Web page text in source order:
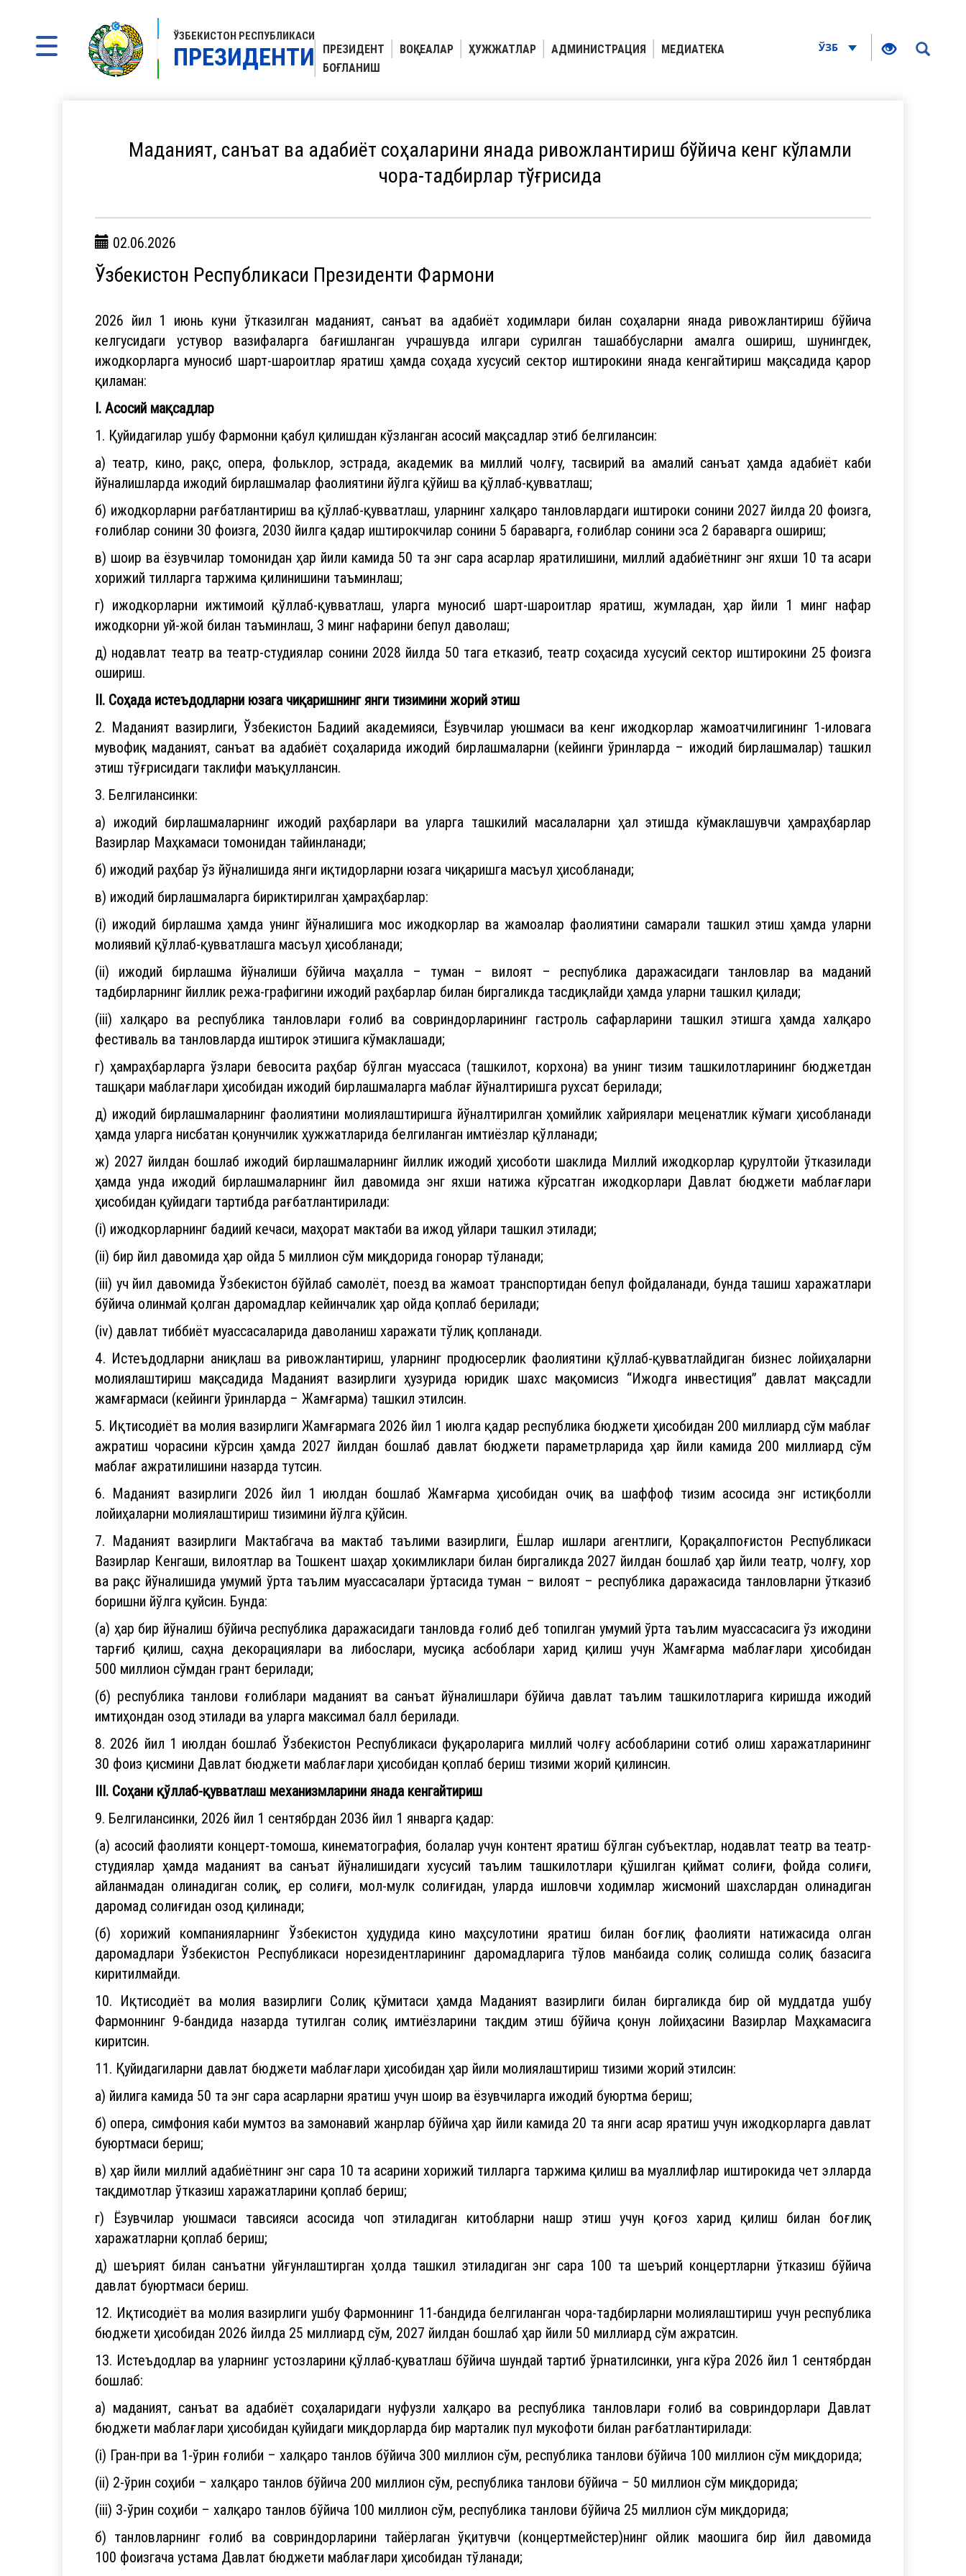
ЎЗБЕКИСТОН РЕСПУБЛИКАСИ
ПРЕЗИДЕНТИ ПРЕЗИДЕНТ ВОҚЕАЛАР ҲУЖЖАТЛАР АДМИНИСТРАЦИЯ
МЕДИАТЕКА
БОҒЛАНИШ
ЎЗБ
Маданият, санъат ва адабиёт соҳаларини янада ривожлантириш бўйича кенг кўламли
чора-тадбирлар тўғрисида
02.06.2026
Ўзбекистон Республикаси Президенти Фармони
2026 йил 1 июнь куни ўтказилган маданият, санъат ва адабиёт ходимлари билан соҳаларни янада ривожлантириш бўйича
келгусидаги устувор вазифаларга бағишланган учрашувда илгари сурилган ташаббусларни амалга ошириш, шунингдек,
ижодкорларга муносиб шарт-шароитлар яратиш ҳамда соҳада хусусий сектор иштирокини янада кенгайтириш мақсадида қарор
қиламан:
I. Асосий мақсадлар
1. Қуйидагилар ушбу Фармонни қабул қилишдан кўзланган асосий мақсадлар этиб белгилансин:
a) театр, кино, рақс, опера, фольклор, эстрада, академик ва миллий чолғу, тасвирий ва амалий санъат ҳамда адабиёт каби
йўналишларда ижодий бирлашмалар фаолиятини йўлга қўйиш ва қўллаб-қувватлаш;
б) ижодкорларни рағбатлантириш ва қўллаб-қувватлаш, уларнинг халқаро танловлардаги иштироки сонини 2027 йилда 20 фоизга,
ғолиблар сонини 30 фоизга, 2030 йилга қадар иштирокчилар сонини 5 бараварга, ғолиблар сонини эса 2 бараварга ошириш;
в) шоир ва ёзувчилар томонидан ҳар йили камида 50 та энг сара асарлар яратилишини, миллий адабиётнинг энг яхши 10 та асари
хорижий тилларга таржима қилинишини таъминлаш;
г) ижодкорларни ижтимоий қўллаб-қувватлаш, уларга муносиб шарт-шароитлар яратиш, жумладан, ҳар йили 1 минг нафар
ижодкорни уй-жой билан таъминлаш, 3 минг нафарини бепул даволаш;
д) нодавлат театр ва театр-студиялар сонини 2028 йилда 50 тага етказиб, театр соҳасида хусусий сектор иштирокини 25 фоизга
ошириш.
II. Соҳада истеъдодларни юзага чиқаришнинг янги тизимини жорий этиш
2. Маданият вазирлиги, Ўзбекистон Бадиий академияси, Ёзувчилар уюшмаси ва кенг ижодкорлар жамоатчилигининг 1-иловага
мувофиқ маданият, санъат ва адабиёт соҳаларида ижодий бирлашмаларни (кейинги ўринларда – ижодий бирлашмалар) ташкил
этиш тўғрисидаги таклифи маъқуллансин.
3. Белгилансинки:
а) ижодий бирлашмаларнинг ижодий раҳбарлари ва уларга ташкилий масалаларни ҳал этишда кўмаклашувчи ҳамраҳбарлар
Вазирлар Маҳкамаси томонидан тайинланади;
б) ижодий раҳбар ўз йўналишида янги иқтидорларни юзага чиқаришга масъул ҳисобланади;
в) ижодий бирлашмаларга бириктирилган ҳамраҳбарлар:
(i) ижодий бирлашма ҳамда унинг йўналишига мос ижодкорлар ва жамоалар фаолиятини самарали ташкил этиш ҳамда уларни
молиявий қўллаб-қувватлашга масъул ҳисобланади;
(ii) ижодий бирлашма йўналиши бўйича маҳалла – туман – вилоят – республика даражасидаги танловлар ва маданий
тадбирларнинг йиллик режа-графигини ижодий раҳбарлар билан биргаликда тасдиқлайди ҳамда уларни ташкил қилади;
(iii) халқаро ва республика танловлари ғолиб ва совриндорларининг гастроль сафарларини ташкил этишга ҳамда халқаро
фестиваль ва танловларда иштирок этишига кўмаклашади;
г) ҳамраҳбарларга ўзлари бевосита раҳбар бўлган муассаса (ташкилот, корхона) ва унинг тизим ташкилотларининг бюджетдан
ташқари маблағлари ҳисобидан ижодий бирлашмаларга маблағ йўналтиришга рухсат берилади;
д) ижодий бирлашмаларнинг фаолиятини молиялаштиришга йўналтирилган ҳомийлик хайриялари меценатлик кўмаги ҳисобланади
ҳамда уларга нисбатан қонунчилик ҳужжатларида белгиланган имтиёзлар қўлланади;
ж) 2027 йилдан бошлаб ижодий бирлашмаларнинг йиллик ижодий ҳисоботи шаклида Миллий ижодкорлар қурултойи ўтказилади
ҳамда унда ижодий бирлашмаларнинг йил давомида энг яхши натижа кўрсатган ижодкорлари Давлат бюджети маблағлари
ҳисобидан қуйидаги тартибда рағбатлантирилади:
(i) ижодкорларнинг бадиий кечаси, маҳорат мактаби ва ижод уйлари ташкил этилади;
(ii) бир йил давомида ҳар ойда 5 миллион сўм миқдорида гонорар тўланади;
(iii) уч йил давомида Ўзбекистон бўйлаб самолёт, поезд ва жамоат транспортидан бепул фойдаланади, бунда ташиш харажатлари
бўйича олинмай қолган даромадлар кейинчалик ҳар ойда қоплаб берилади;
(iv) давлат тиббиёт муассасаларида даволаниш харажати тўлиқ қопланади.
4. Истеъдодларни аниқлаш ва ривожлантириш, уларнинг продюсерлик фаолиятини қўллаб-қувватлайдиган бизнес лойиҳаларни
молиялаштириш мақсадида Маданият вазирлиги ҳузурида юридик шахс мақомисиз “Ижодга инвестиция” давлат мақсадли
жамғармаси (кейинги ўринларда – Жамғарма) ташкил этилсин.
5. Иқтисодиёт ва молия вазирлиги Жамғармага 2026 йил 1 июлга қадар республика бюджети ҳисобидан 200 миллиард сўм маблағ
ажратиш чорасини кўрсин ҳамда 2027 йилдан бошлаб давлат бюджети параметрларида ҳар йили камида 200 миллиард сўм
маблағ ажратилишини назарда тутсин.
6. Маданият вазирлиги 2026 йил 1 июлдан бошлаб Жамғарма ҳисобидан очиқ ва шаффоф тизим асосида энг истиқболли
лойиҳаларни молиялаштириш тизимини йўлга қўйсин.
7. Маданият вазирлиги Мактабгача ва мактаб таълими вазирлиги, Ёшлар ишлари агентлиги, Қорақалпоғистон Республикаси
Вазирлар Кенгаши, вилоятлар ва Тошкент шаҳар ҳокимликлари билан биргаликда 2027 йилдан бошлаб ҳар йили театр, чолғу, хор
ва рақс йўналишида умумий ўрта таълим муассасалари ўртасида туман – вилоят – республика даражасида танловларни ўтказиб
боришни йўлга қуйсин. Бунда:
(а) ҳар бир йўналиш бўйича республика даражасидаги танловда ғолиб деб топилган умумий ўрта таълим муассасасига ўз ижодини
тарғиб қилиш, саҳна декорациялари ва либослари, мусиқа асбоблари харид қилиш учун Жамғарма маблағлари ҳисобидан
500 миллион сўмдан грант берилади;
(б) республика танлови ғолиблари маданият ва санъат йўналишлари бўйича давлат таълим ташкилотларига киришда ижодий
имтиҳондан озод этилади ва уларга максимал балл берилади.
8. 2026 йил 1 июлдан бошлаб Ўзбекистон Республикаси фуқароларига миллий чолғу асбобларини сотиб олиш харажатларининг
30 фоиз қисмини Давлат бюджети маблағлари ҳисобидан қоплаб бериш тизими жорий қилинсин.
III. Соҳани қўллаб-қувватлаш механизмларини янада кенгайтириш
9. Белгилансинки, 2026 йил 1 сентябрдан 2036 йил 1 январга қадар:
(а) асосий фаолияти концерт-томоша, кинематография, болалар учун контент яратиш бўлган субъектлар, нодавлат театр ва театр-
студиялар ҳамда маданият ва санъат йўналишидаги хусусий таълим ташкилотлари қўшилган қиймат солиғи, фойда солиғи,
айланмадан олинадиган солиқ, ер солиғи, мол-мулк солиғидан, уларда ишловчи ходимлар жисмоний шахслардан олинадиган
даромад солиғидан озод қилинади;
(б) хорижий компанияларнинг Ўзбекистон ҳудудида кино маҳсулотини яратиш билан боғлиқ фаолияти натижасида олган
даромадлари Ўзбекистон Республикаси норезидентларининг даромадларига тўлов манбаида солиқ солишда солиқ базасига
киритилмайди.
10. Иқтисодиёт ва молия вазирлиги Солиқ қўмитаси ҳамда Маданият вазирлиги билан биргаликда бир ой муддатда ушбу
Фармоннинг 9-бандида назарда тутилган солиқ имтиёзларини тақдим этиш бўйича қонун лойиҳасини Вазирлар Маҳкамасига
киритсин.
11. Қуйидагиларни давлат бюджети маблағлари ҳисобидан ҳар йили молиялаштириш тизими жорий этилсин:
а) йилига камида 50 та энг сара асарларни яратиш учун шоир ва ёзувчиларга ижодий буюртма бериш;
б) опера, симфония каби мумтоз ва замонавий жанрлар бўйича ҳар йили камида 20 та янги асар яратиш учун ижодкорларга давлат
буюртмаси бериш;
в) ҳар йили миллий адабиётнинг энг сара 10 та асарини хорижий тилларга таржима қилиш ва муаллифлар иштирокида чет элларда
тақдимотлар ўтказиш харажатларини қоплаб бериш;
г) Ёзувчилар уюшмаси тавсияси асосида чоп этиладиган китобларни нашр этиш учун қоғоз харид қилиш билан боғлиқ
харажатларни қоплаб бериш;
д) шеърият билан санъатни уйғунлаштирган ҳолда ташкил этиладиган энг сара 100 та шеърий концертларни ўтказиш бўйича
давлат буюртмаси бериш.
12. Иқтисодиёт ва молия вазирлиги ушбу Фармоннинг 11-бандида белгиланган чора-тадбирларни молиялаштириш учун республика
бюджети ҳисобидан 2026 йилда 25 миллиард сўм, 2027 йилдан бошлаб ҳар йили 50 миллиард сўм ажратсин.
13. Истеъдодлар ва уларнинг устозларини қўллаб-қуватлаш бўйича шундай тартиб ўрнатилсинки, унга кўра 2026 йил 1 сентябрдан
бошлаб:
а) маданият, санъат ва адабиёт соҳаларидаги нуфузли халқаро ва республика танловлари ғолиб ва совриндорлари Давлат
бюджети маблағлари ҳисобидан қуйидаги миқдорларда бир марталик пул мукофоти билан рағбатлантирилади:
(i) Гран-при ва 1-ўрин ғолиби – халқаро танлов бўйича 300 миллион сўм, республика танлови бўйича 100 миллион сўм миқдорида;
(ii) 2-ўрин соҳиби – халқаро танлов бўйича 200 миллион сўм, республика танлови бўйича – 50 миллион сўм миқдорида;
(iii) 3-ўрин соҳиби – халқаро танлов бўйича 100 миллион сўм, республика танлови бўйича 25 миллион сўм миқдорида;
б) танловларнинг ғолиб ва совриндорларини тайёрлаган ўқитувчи (концертмейстер)нинг ойлик маошига бир йил давомида
100 фоизгача устама Давлат бюджети маблағлари ҳисобидан тўланади;